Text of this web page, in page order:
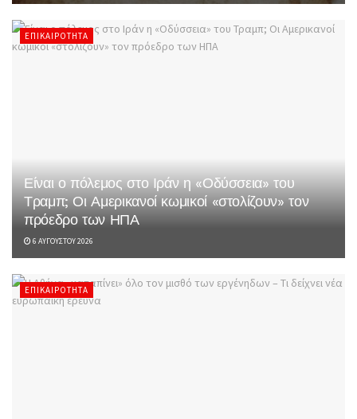
ΕΠΙΚΑΙΡΌΤΗΤΑ
Είναι ο πόλεμος στο Ιράν η «Οδύσσεια» του
Τραμπ; Οι Αμερικανοί κωμικοί «στολίζουν» τον
πρόεδρο των ΗΠΑ
6 ΑΥΓΟΎΣΤΟΥ 2026
ΕΠΙΚΑΙΡΌΤΗΤΑ